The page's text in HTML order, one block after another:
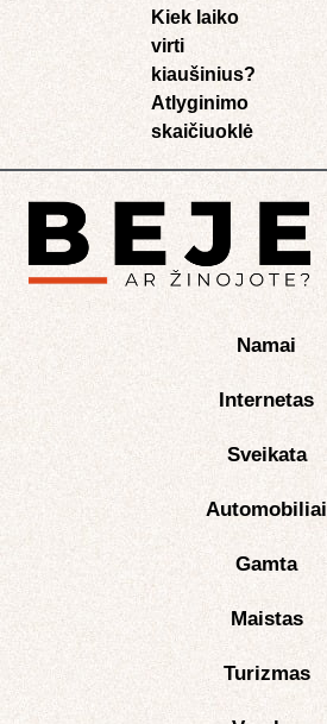
Kiek laiko
virti
kiaušinius?
Atlyginimo
skaičiuoklė​
Namai
Internetas
Sveikata
Automobiliai
Gamta
Maistas
Turizmas